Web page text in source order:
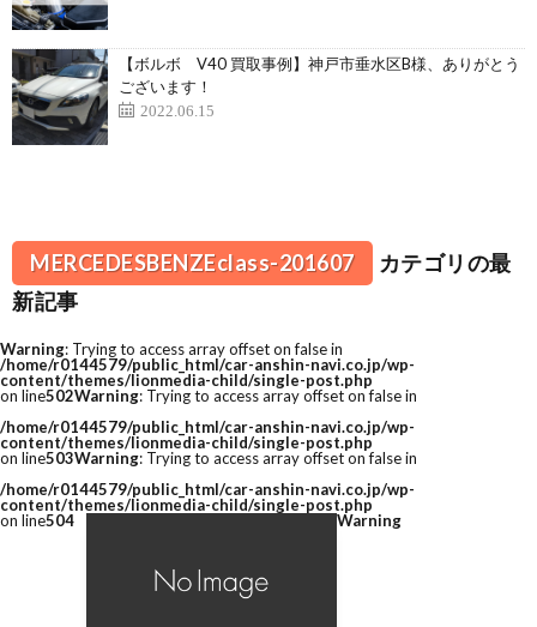
【ボルボ V40 買取事例】神戸市垂水区B様、ありがとう
ございます！
2022.06.15
MERCEDESBENZEclass-201607
カテゴリの最
新記事
Warning: Trying to access array offset on false in
/home/r0144579/public_html/car-anshin-navi.co.jp/wp-
content/themes/lionmedia-child/single-post.php
on line502Warning: Trying to access array offset on false in
/home/r0144579/public_html/car-anshin-navi.co.jp/wp-
content/themes/lionmedia-child/single-post.php
on line503Warning: Trying to access array offset on false in
/home/r0144579/public_html/car-anshin-navi.co.jp/wp-
content/themes/lionmedia-child/single-post.php
on line504 Warning